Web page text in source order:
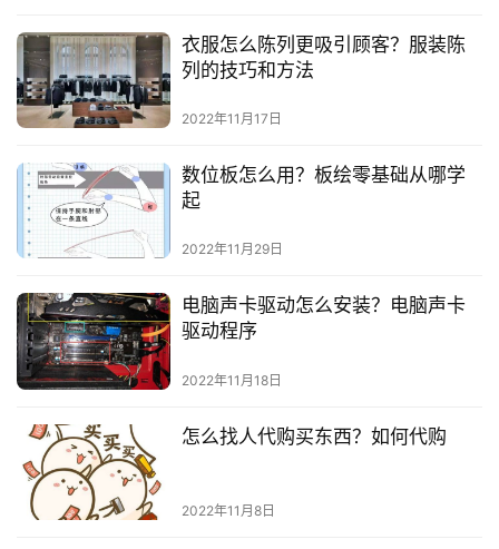
衣服怎么陈列更吸引顾客？服装陈
列的技巧和方法
2022年11月17日
数位板怎么用？板绘零基础从哪学
起
2022年11月29日
电脑声卡驱动怎么安装？电脑声卡
驱动程序
2022年11月18日
怎么找人代购买东西？如何代购
2022年11月8日